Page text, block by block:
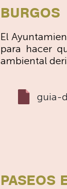
BURGOS
El
para hacer
ambiental
guia-
PASEOS